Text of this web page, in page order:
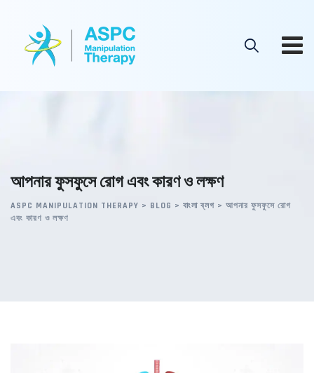
content
আপনার ফুসফুসে রোগ এবং কারণ ও লক্ষণ
ASPC MANIPULATION THERAPY > BLOG > বাংলা ব্লগ > আপনার ফুসফুসে রোগ
এবং কারণ ও লক্ষণ